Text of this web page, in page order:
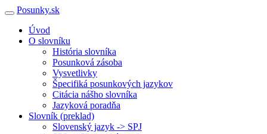
Posunky.sk
Úvod
O slovníku
História slovníka
Posunková zásoba
Vysvetlivky
Špecifiká posunkových jazykov
Citácia nášho slovníka
Jazyková poradňa
Slovník (preklad)
Slovenský jazyk -> SPJ